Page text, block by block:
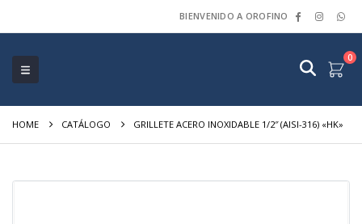
BIENVENIDO A OROFINO
0
HOME CATÁLOGO GRILLETE ACERO INOXIDABLE 1/2″ (AISI-316) «HK»